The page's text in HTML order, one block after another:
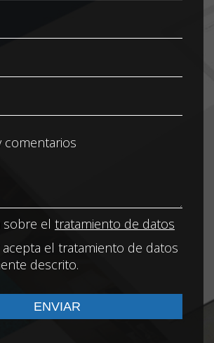
el tratamiento de datos
el tratamiento de datos
descrito.